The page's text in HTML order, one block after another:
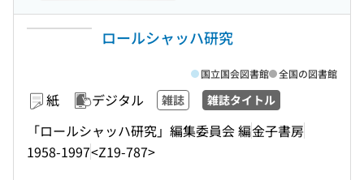
ロールシャッハ研究
紙 デジタル 雑誌 雑誌タイトル
「ロールシャッハ研究」編集委員会 編金子書房
1958-1997<Z19-787>
国立国会図書館 全国の図書館